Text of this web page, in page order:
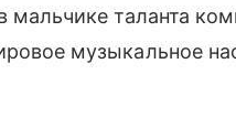
мальчике таланта
музыкальное